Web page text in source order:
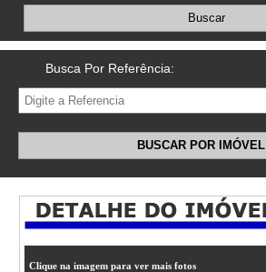
Buscar
Busca Por Referência:
BUSCAR POR IMÓVEL
Clique na imagem para ver mais fotos